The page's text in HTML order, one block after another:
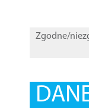
Zgodne/